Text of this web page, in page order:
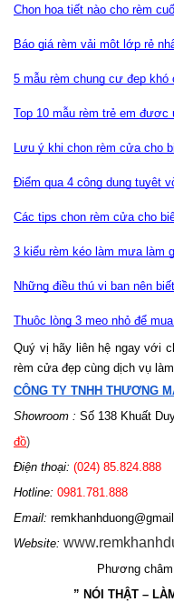
Chọn họa tiết nào cho rèm
Báo giá rèm vải một lớp rẻ
5 mẫu rèm chung cư đẹp khó
Top 10 mẫu rèm trẻ em được
Lưu ý khi chọn rèm cửa cho
Điểm qua 4 công dụng tuyệt
Các tips chọn rèm cửa cho
3 kiểu rèm kéo làm mưa làm
Những điều thú vị bạn nên
Thuộc lòng 3 mẹo nhỏ để
Quý vị hãy liên hệ ngay với
rèm cửa đẹp cùng dịch vụ
CÔNG TY TNHH THƯƠNG
Showroom : Số 138 Khuất
đồ)
Điện thoại: (024) 85.824.888
Hotline: 0981.781.888
Email:
Website:
Phương
” NÓI THẬT –